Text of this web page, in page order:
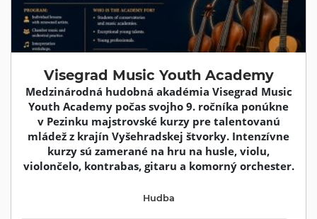
Visegrad Music Youth Academy
Medzinárodná hudobná akadémia Visegrad Music
Youth Academy počas svojho 9. ročníka ponúkne
v Pezinku majstrovské kurzy pre talentovanú
mládež z krajín Vyšehradskej štvorky. Intenzívne
kurzy sú zamerané na hru na husle, violu,
violončelo, kontrabas, gitaru a komorný orchester.
Hudba